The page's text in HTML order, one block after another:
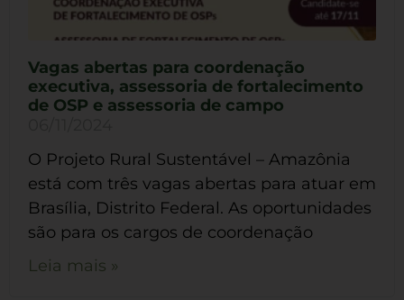
Vagas abertas para coordenação
executiva, assessoria de fortalecimento
de OSP e assessoria de campo
O Projeto Rural Sustentável – Amazônia
está com três vagas abertas para atuar em
Brasília, Distrito Federal. As oportunidades
são para os cargos de coordenação
Leia mais »